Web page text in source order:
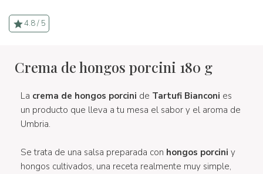
4.8 / 5
Crema de hongos porcini 180 g
La crema de hongos porcini de Tartufi Bianconi es
un producto que lleva a tu mesa el sabor y el aroma de
Umbria.
Se trata de una salsa preparada con hongos porcini y
hongos cultivados, una receta realmente muy simple,